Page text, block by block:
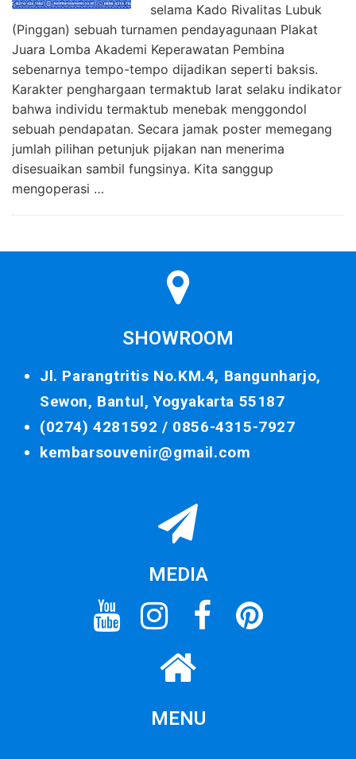
selama Kado Rivalitas Lubuk
(Pinggan) sebuah turnamen pendayagunaan Plakat
Juara Lomba Akademi Keperawatan Pembina
sebenarnya tempo-tempo dijadikan seperti baksis.
Karakter penghargaan termaktub larat selaku indikator
bahwa individu termaktub menebak menggondol
sebuah pendapatan. Secara jamak poster memegang
jumlah pilihan petunjuk pijakan nan menerima
disesuaikan sambil fungsinya. Kita sanggup
mengoperasi …
SHOWROOM
Jl. Parangtritis No.KM.4, Bangunharjo,
Sewon, Bantul, Yogyakarta 55187
(0274) 4281592 / 0856-4315-7927
kembarsouvenir@gmail.com
MEDIA
MENU